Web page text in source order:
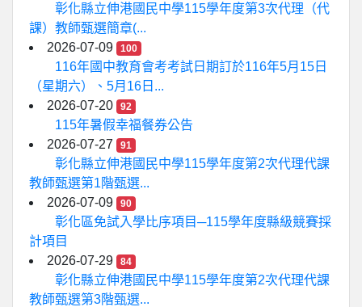
彰化縣立伸港國民中學115學年度第3次代理（代
課）教師甄選簡章(...
2026-07-09
100
116年國中教育會考考試日期訂於116年5月15日
（星期六）、5月16日...
2026-07-20
92
115年暑假幸福餐券公告
2026-07-27
91
彰化縣立伸港國民中學115學年度第2次代理代課
教師甄選第1階甄選...
2026-07-09
90
彰化區免試入學比序項目─115學年度縣級競賽採
計項目
2026-07-29
84
彰化縣立伸港國民中學115學年度第2次代理代課
教師甄選第3階甄選...